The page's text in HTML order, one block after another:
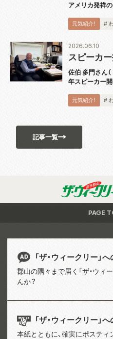
アメリカ発祥
ケットを使用
打ち合うスポー
激...
元気紹介！ #
スピーカ
佐伯 多門さん
年スピーカー
に『スピーカ
2018 年から続
元気紹介！ #
2026.06.10
記事一覧
PAGE
「ザ・ウィークリー」
郡山の隅々まで届く「ザ・ウィ
んか？
「ザ・ウィークリー」
本紙とともに、確実にポスティ